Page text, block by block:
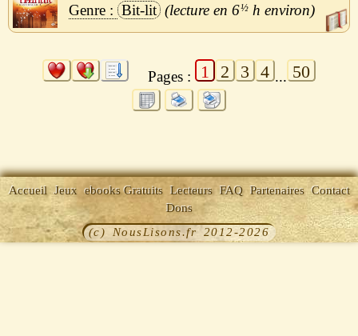
Bit-lit
6½ h
Pages : 1 2 3 4 ... 50
Accueil Jeux ebooks Gratuits Lecteurs FAQ Partenaires Contact
Dons
(c) NousLisons.fr 2012-2026